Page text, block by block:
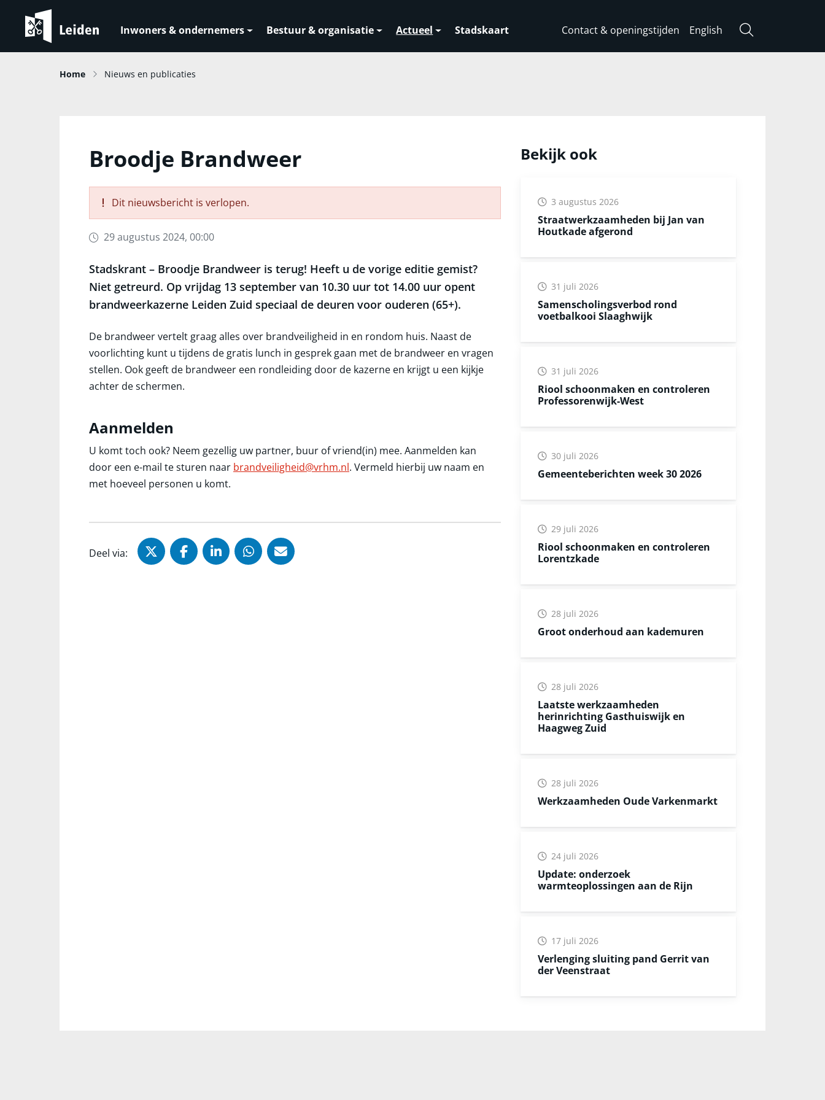
Inwoners & ondernemers Bestuur & organisatie Actueel Stadskaart Contact & openingstijden English Zoeken
Home Nieuws en publicaties
Broodje Brandweer
Dit nieuwsbericht is verlopen.
29 augustus 2024, 00:00
Stadskrant – Broodje Brandweer is terug! Heeft u de vorige editie gemist?
Niet getreurd. Op vrijdag 13 september van 10.30 uur tot 14.00 uur opent
brandweerkazerne Leiden Zuid speciaal de deuren voor ouderen (65+).
De brandweer vertelt graag alles over brandveiligheid in en rondom huis. Naast de
voorlichting kunt u tijdens de gratis lunch in gesprek gaan met de brandweer en vragen
stellen. Ook geeft de brandweer een rondleiding door de kazerne en krijgt u een kijkje
achter de schermen.
Aanmelden
U komt toch ook? Neem gezellig uw partner, buur of vriend(in) mee. Aanmelden kan
door een e-mail te sturen naar brandveiligheid@vrhm.nl. Vermeld hierbij uw naam en
met hoeveel personen u komt.
Deel via: Deel via X (Twitter), opent in nieuw tabblad
Deel via Facebook, opent in nieuw tabblad
Deel via LinkedIn, opent in nieuw tabblad
Deel via WhatsApp, opent in nieuw tabblad
Deel via Mail, opent in nieuw tabblad
Bekijk ook
Straatwerkzaamheden bij Jan van
Houtkade afgerond
3 augustus 2026
Samenscholingsverbod rond
voetbalkooi Slaaghwijk
31 juli 2026
Riool schoonmaken en controleren
Professorenwijk-West
31 juli 2026
Gemeenteberichten week 30 2026
30 juli 2026
Riool schoonmaken en controleren
Lorentzkade
29 juli 2026
Groot onderhoud aan kademuren
28 juli 2026
Laatste werkzaamheden
herinrichting Gasthuiswijk en
Haagweg Zuid
28 juli 2026
Werkzaamheden Oude Varkenmarkt
28 juli 2026
Update: onderzoek
warmteoplossingen aan de Rijn
24 juli 2026
Verlenging sluiting pand Gerrit van
der Veenstraat
17 juli 2026